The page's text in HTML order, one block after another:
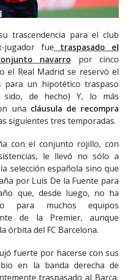
trascendencia para el club
jugador fue traspasado el
navarro por cinco
el Real Madrid se reservó el
para un hipotético traspaso
de hecho) Y, lo más
una cláusula de recompra
siguientes tres temporadas.
con el conjunto rojillo, con
le llevó no sólo a
selección española sino que
por Luis De la Fuente para
que, desde luego, no ha
para muchos equipos
de la Premier, aunque
órbita del FC Barcelona.
fuerte por hacerse con sus
en la banda derecha de
traspasado al Barça,